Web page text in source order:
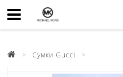
Сумки Gucci